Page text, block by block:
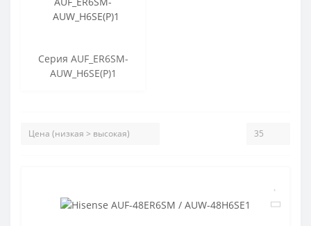
Серия AUF_ER6SM-
AUW_H6SE(P)1